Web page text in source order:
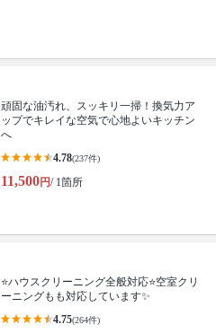
頑固な油汚れ、スッキリ一掃！換気力ア
ップでキレイな空気で心地よいキッチン
へ
4.78(237件)
11,500円/ 1箇所
⭐ハウスクリーニング全般対応⭐空室クリ
ーニングもも対応しています✨
4.75(264件)